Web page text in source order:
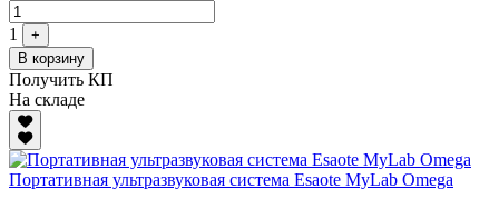
1
+
В корзину
Получить КП
На складе
Портативная ультразвуковая система Esaote MyLab Omega